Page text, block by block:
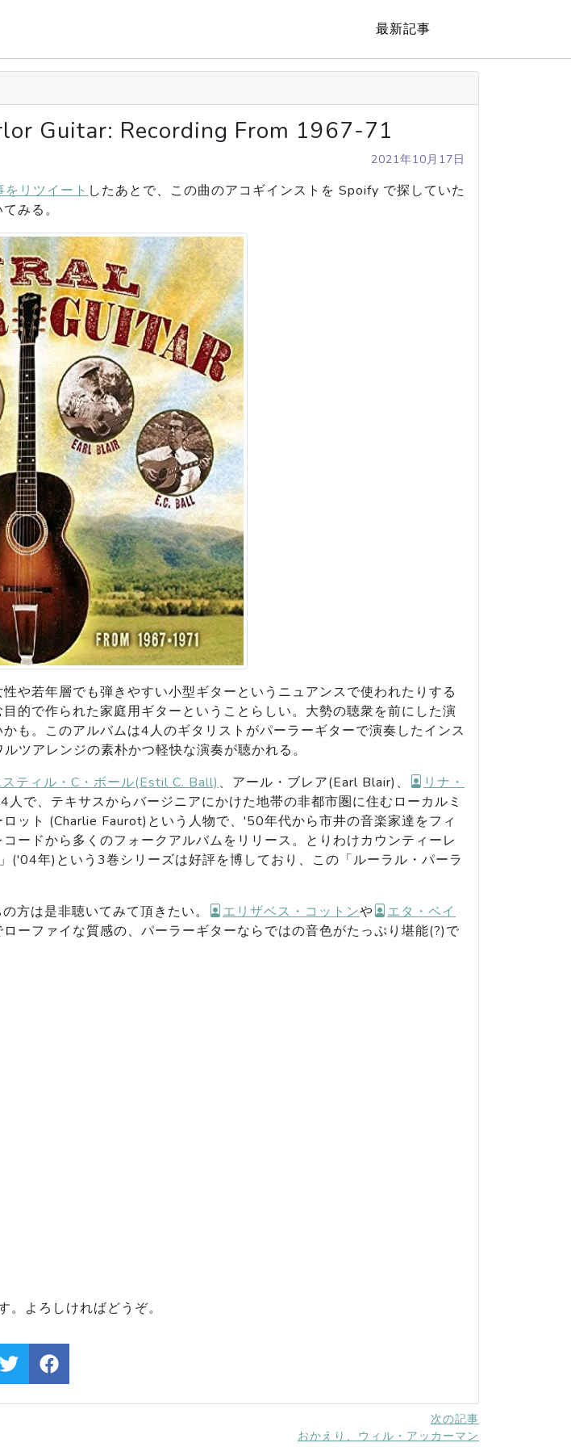
最新記事
Guitar: Recording From 1967-71
2021年10月17日
リツイート したあとで、この曲のアコギインストを Spoify で探していた
みる。
や若年層でも弾きやすい小型ギターというニュアンスで使われたりする
的で作られた家庭用ギターということらしい。大勢の聴衆を前にした演
も。このアルバムは4人のギタリストがパーラーギターで演奏したインス
ツアレンジの素朴かつ軽快な演奏が聴かれる。
スティル・C・ボール(Estil C. Ball) 、アール・ブレア(Earl Blair)、
リナ・
で、テキサスからバージニアにかけた地帯の非都市圏に住むローカルミ
ット (Charlie Faurot)という人物で、'50年代から市井の音楽家達をフィ
ードから多くのフォークアルバムをリリース。とりわけカウンティーレ
年)という3巻シリーズは好評を博しており、この「ルーラル・パーラ
方は是非聴いてみて頂きたい。
エリザベス・コットンや
エタ・ベイ
ーファイな質感の、パーラーギターならではの音色がたっぷり堪能(?)で
よろしければどうぞ。
次の記事
おかえり、ウィル・アッカーマン